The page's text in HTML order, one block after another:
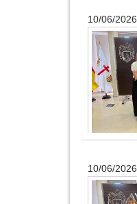
10/06/2026
10/06/2026